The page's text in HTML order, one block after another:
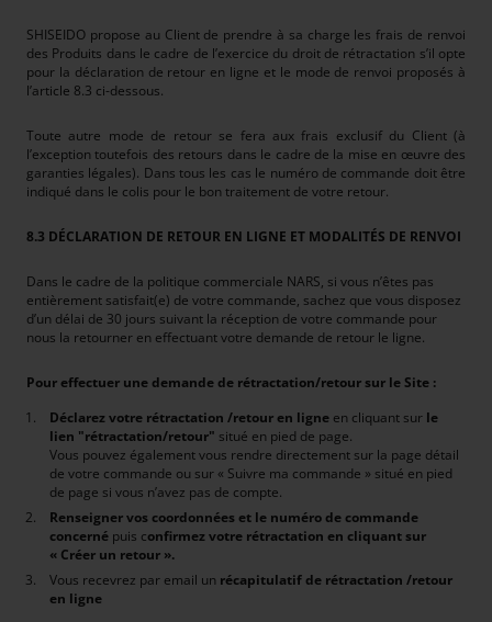
SHISEIDO propose au Client de prendre à sa charge les frais de renvoi
des Produits dans le cadre de l’exercice du droit de rétractation s’il opte
pour la déclaration de retour en ligne et le mode de renvoi proposés à
l’article 8.3 ci-dessous.
Toute autre mode de retour se fera aux frais exclusif du Client (à
l’exception toutefois des retours dans le cadre de la mise en œuvre des
garanties légales). Dans tous les cas le numéro de commande doit être
indiqué dans le colis pour le bon traitement de votre retour.
8.3 DÉCLARATION DE RETOUR EN LIGNE ET MODALITÉS DE RENVOI
Dans le cadre de la politique commerciale NARS, si vous n’êtes pas
entièrement satisfait(e) de votre commande, sachez que vous disposez
d’un délai de 30 jours suivant la réception de votre commande pour
nous la retourner en effectuant votre demande de retour le ligne.
Pour effectuer une demande de rétractation/retour sur le Site :
Déclarez votre rétractation /retour en ligne en cliquant sur le
lien "rétractation/retour" situé en pied de page.
Vous pouvez également vous rendre directement sur la page détail
de votre commande ou sur « Suivre ma commande » situé en pied
de page si vous n’avez pas de compte.
Renseigner vos coordonnées et le numéro de commande
concerné puis confirmez votre rétractation en cliquant sur
« Créer un retour ».
Vous recevrez par email un récapitulatif de rétractation /retour
en ligne